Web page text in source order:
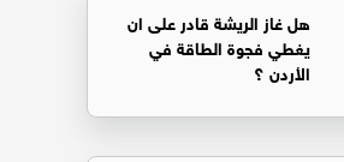
هل غاز الريشة قادر على ان
يغطي فجوة الطاقة في
الأردن ؟